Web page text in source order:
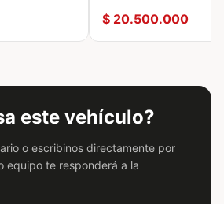
$ 20.500.000
este vehículo?
o escribinos directamente por
equipo te responderá a la